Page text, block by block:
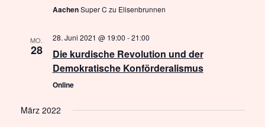
AachenSuper C zu Elisenbrunnen
MO.
28
28. Juni 2021 @ 19:00 -21:00
Die kurdische Revolution und der
Demokratische Konförderalismus
Online
März 2022